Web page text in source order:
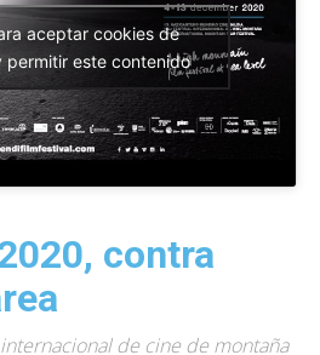
aceptar cookies de
permitir este contenido
contra
de cine de montaña